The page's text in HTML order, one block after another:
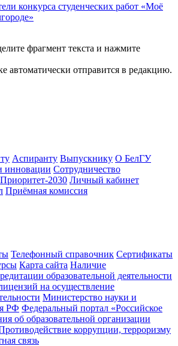
конкурса студенческих работ «Моё
фрагмент текста и нажмите
автоматически отправится в редакцию.
Аспиранту Выпускнику О БелГУ
инновации Сотрудничество
Приоритет-2030 Личный кабинет
Приёмная комиссия
Телефонный справочник Сертификаты
Карта сайта Наличие
образовательной деятельности
на осуществление
Министерствo науки и
РФ Федеральный портал «Российское
об образовательной организации
коррупции, терроризму
связь